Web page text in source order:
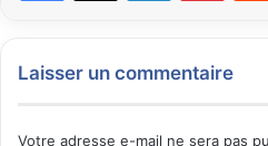
Laisser un commentaire
Votre adresse e-mail ne sera pas